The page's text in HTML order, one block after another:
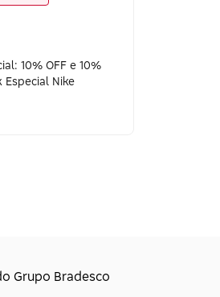
10% OFF e 10%
Especial Nike
Grupo Bradesco